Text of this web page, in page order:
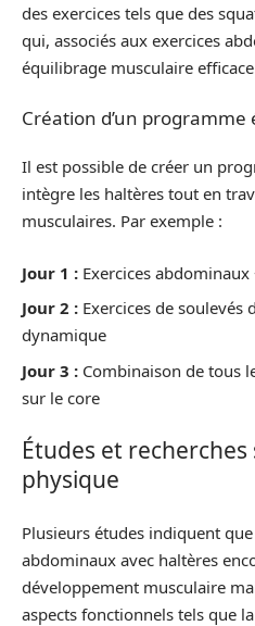
des exercices tels que des
qui, associés aux exercices
équilibrage musculaire
Création d’un programme
Il est possible de créer un
intègre les haltères tout en
musculaires. Par exemple :
Jour 1 : Exercices abdominaux
Jour 2 : Exercices de soulevés
dynamique
Jour 3 : Combinaison de tous
sur le core
Études et recherches
physique
Plusieurs études indiquent que
abdominaux avec haltères
développement musculaire
aspects fonctionnels tels que